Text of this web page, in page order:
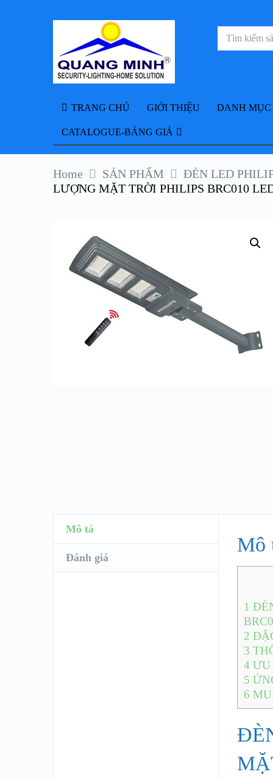
TRANG CHỦ GIỚI THIỆU DANH
CATALOGUE-BẢNG GIÁ
Home SẢN PHẨM
ĐÈN LED
LƯỢNG MẶT TRỜI PHILIPS BRC010
Mô tả
Đánh giá
Mô
1
2
3
4
5
6